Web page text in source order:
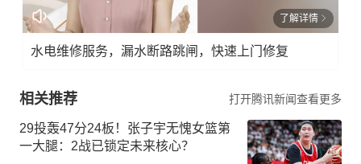
了解详情
水电维修服务，漏水断路跳闸，快速上门修复
相关推荐 打开腾讯新闻查看更多
29投轰47分24板！张子宇无愧女篮第
一大腿：2战已锁定未来核心？